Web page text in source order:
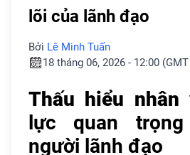
lõi của lãnh đạo
Bởi Lê Minh Tuấn
18 tháng 06, 2026 - 12:00
Thấu hiểu nhân
lực quan
người lãnh đạo